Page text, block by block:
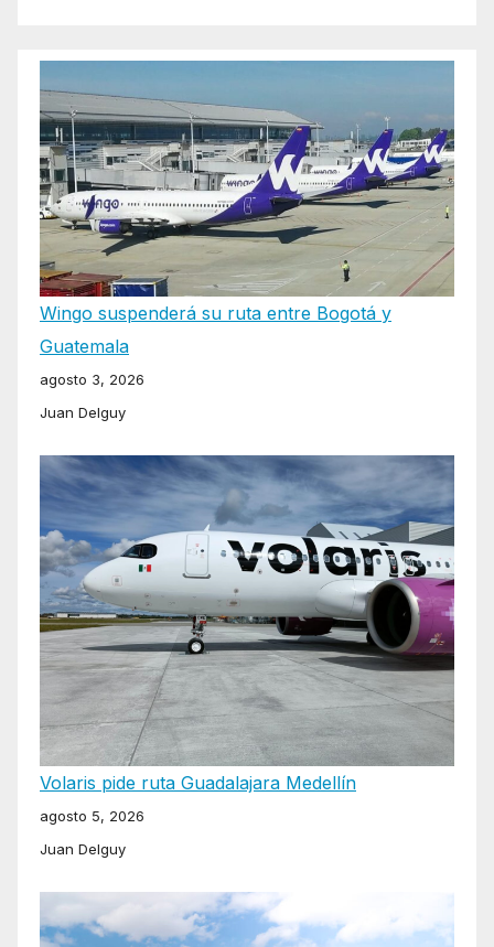
Wingo suspenderá su ruta entre Bogotá y
Guatemala
agosto 3, 2026
Juan Delguy
Volaris pide ruta Guadalajara Medellín
agosto 5, 2026
Juan Delguy